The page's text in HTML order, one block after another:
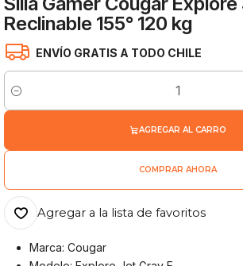
Reclinable 155° 120 kg
ENVÍO GRATIS A TODO CHILE
Cantidad
AGREGAR AL CARRO
COMPRAR AHORA
Agregar a la lista de favoritos
Marca: Cougar